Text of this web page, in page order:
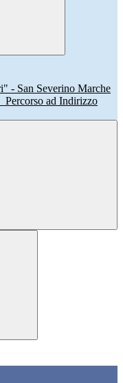
Percorso ad Indirizzo